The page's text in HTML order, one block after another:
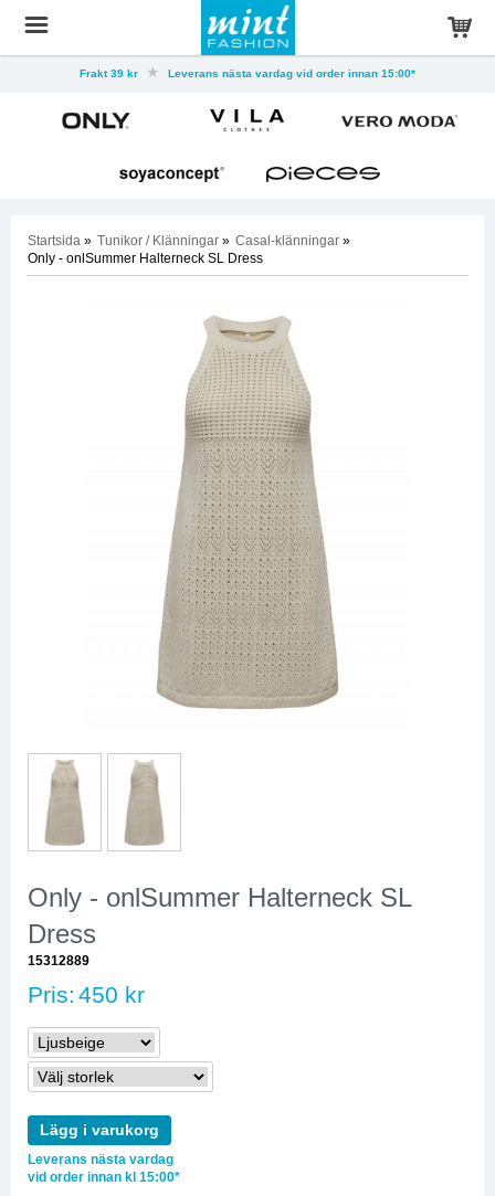
Frakt 39 kr Leverans nästa vardag vid order innan 15:00*
Startsida » Tunikor / Klänningar » Casal-klänningar »
Only - onlSummer Halterneck SL Dress
Only - onlSummer Halterneck SL
Dress
15312889
Pris: 450 kr
Lägg i varukorg
Leverans nästa vardag
vid order innan kl 15:00*